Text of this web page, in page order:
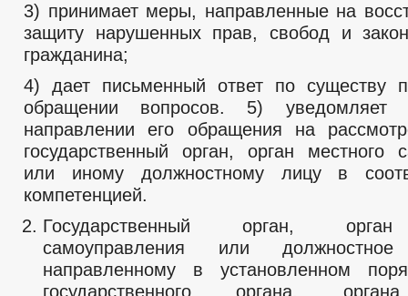
3) принимает меры, направленные на
защиту нарушенных прав, свобод и
гражданина;
4) дает письменный ответ по существу
обращении вопросов. 5) уведомляет
направлении его обращения на
государственный орган, орган местного
или иному должностному лицу в
компетенцией.
Государственный орган,
самоуправления или
направленному в установленном
государственного органа,